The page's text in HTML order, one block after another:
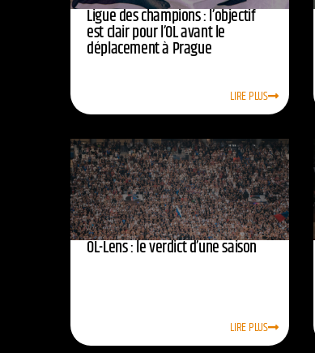
Ligue des champions : l’objectif
est clair pour l’OL avant le
déplacement à Prague
LIRE PLUS
OL-Lens : le verdict d’une saison
LIRE PLUS